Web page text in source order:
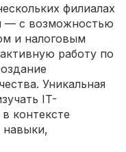
филиалах
— с возможностью
и налоговым
работу по
Уникальная
IT-
контексте
навыки,